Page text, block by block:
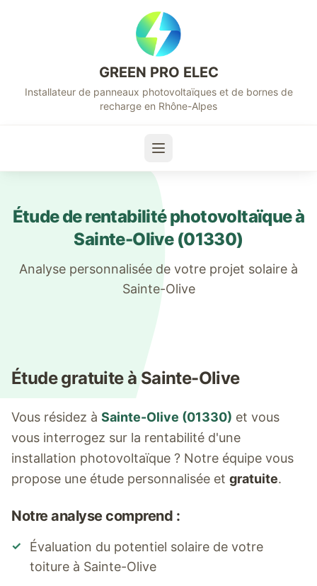
GREEN PRO ELEC
Installateur de panneaux photovoltaïques et de bornes de
recharge en Rhône-Alpes
Étude de rentabilité photovoltaïque à
Sainte-Olive(01330)
Analyse personnalisée de votre projet solaire à
Sainte-Olive
Étude gratuite à Sainte-Olive
Vous résidez à Sainte-Olive (01330) et vous
vous interrogez sur la rentabilité d'une
installation photovoltaïque ? Notre équipe vous
propose une étude personnalisée et gratuite.
Notre analyse comprend :
✓
Évaluation du potentiel solaire de votre
toiture à Sainte-Olive